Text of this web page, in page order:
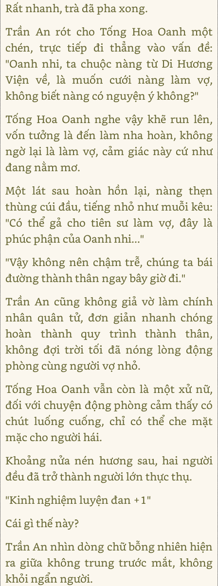
Rất nhanh, trà đã pha xong.
Trần An rót cho Tống Hoa Oanh một
chén, trực tiếp đi thẳng vào vấn đề:
"Oanh nhi, ta chuộc nàng từ Di Hương
Viện về, là muốn cưới nàng làm vợ,
không biết nàng có nguyện ý không?"
Tống Hoa Oanh nghe vậy khẽ run lên,
vốn tưởng là đến làm nha hoàn, không
ngờ lại là làm vợ, cảm giác này cứ như
đang nằm mơ.
Một lát sau hoàn hồn lại, nàng thẹn
thùng cúi đầu, tiếng nhỏ như muỗi kêu:
"Có thể gả cho tiên sư làm vợ, đây là
phúc phận của Oanh nhi..."
"Vậy không nên chậm trễ, chúng ta bái
đường thành thân ngay bây giờ đi."
Trần An cũng không giả vờ làm chính
nhân quân tử, đơn giản nhanh chóng
hoàn thành quy trình thành thân,
không đợi trời tối đã nóng lòng động
phòng cùng người vợ nhỏ.
Tống Hoa Oanh vẫn còn là một xử nữ,
đối với chuyện động phòng cảm thấy có
chút luống cuống, chỉ có thể che mặt
mặc cho người hái.
Khoảng nửa nén hương sau, hai người
đều đã trở thành người lớn thực thụ.
"Kinh nghiệm luyện đan +1"
Cái gì thế này?
Trần An nhìn dòng chữ bỗng nhiên hiện
ra giữa không trung trước mắt, không
khỏi ngẩn người.